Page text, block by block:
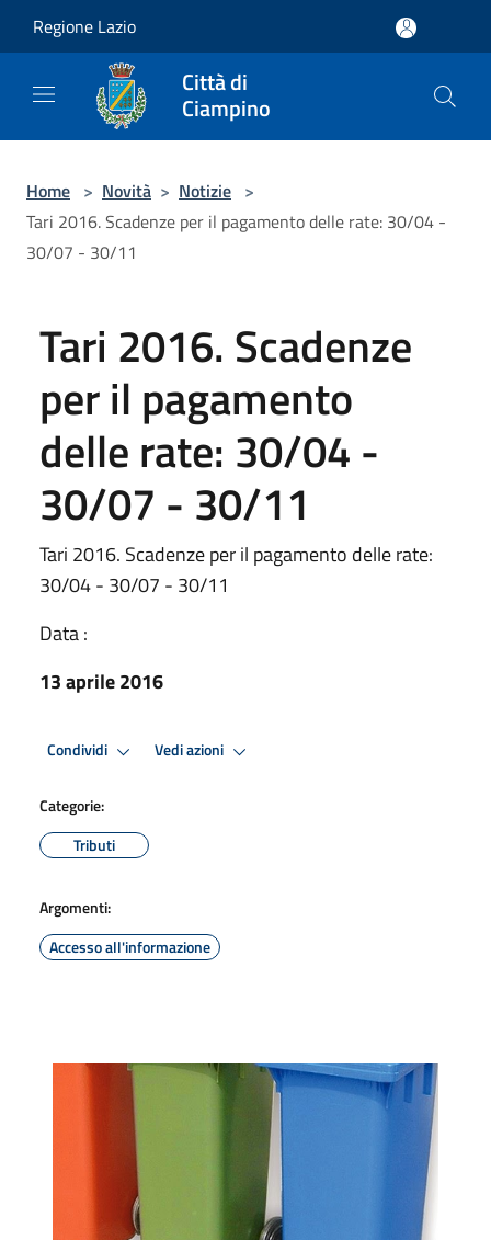
Regione Lazio
Città di
Ciampino
Home > Novità > Notizie >
Tari 2016. Scadenze per il pagamento delle rate: 30/04 -
30/07 - 30/11
Tari 2016. Scadenze
per il pagamento
delle rate: 30/04 -
30/07 - 30/11
Tari 2016. Scadenze per il pagamento delle rate:
30/04 - 30/07 - 30/11
Data :
13 aprile 2016
Condividi Vedi azioni
Categorie:
Tributi
Argomenti:
Accesso all'informazione